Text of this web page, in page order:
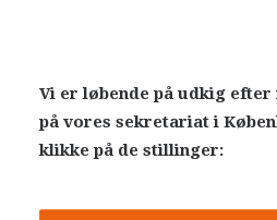
Ventilens Efterårstur 2026
Bliv medlem
Vi er løbende på udkig
på vores sekretariat i
klikke på de stillinger: